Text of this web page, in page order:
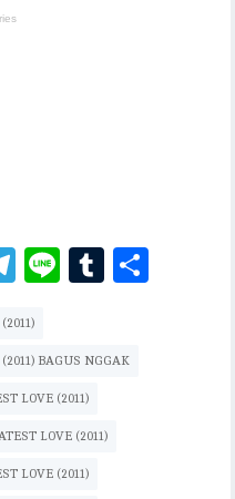
T
eg
ra
m
Li
T
bl
BAGUS NGGAK
LOVE (2011)
LOVE (2011)
LOVE (2011)